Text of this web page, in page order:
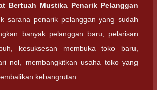
Bertuah Mustika Penarik Pelanggan
sarana penarik pelanggan yang sudah
banyak pelanggan baru, pelarisan
kesuksesan membuka toko baru,
nol, membangkitkan usaha toko yang
kebangrutan.